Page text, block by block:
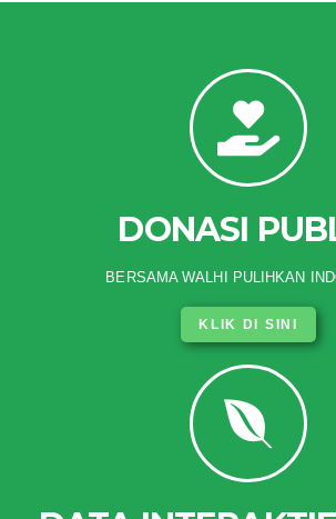
DONASI
BERSAMA WALHI PULIHKAN
KLIK DI SINI